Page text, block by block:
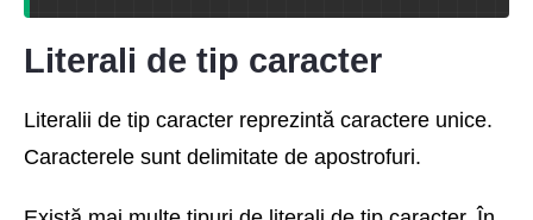
Literali de tip caracter
Literalii de tip caracter reprezintă caractere unice.
Caracterele sunt delimitate de apostrofuri.